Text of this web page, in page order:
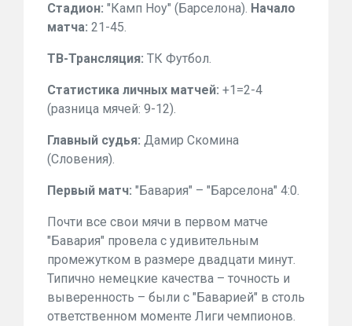
Стадион: "Камп Ноу" (Барселона). Начало
матча: 21-45.
ТВ-Трансляция: ТК Футбол.
Статистика личных матчей: +1=2-4
(разница мячей: 9-12).
Главный судья: Дамир Скомина
(Словения).
Первый матч: "Бавария" – "Барселона" 4:0.
Почти все свои мячи в первом матче
"Бавария" провела с удивительным
промежутком в размере двадцати минут.
Типично немецкие качества – точность и
выверенность – были с "Баварией" в столь
ответственном моменте Лиги чемпионов.